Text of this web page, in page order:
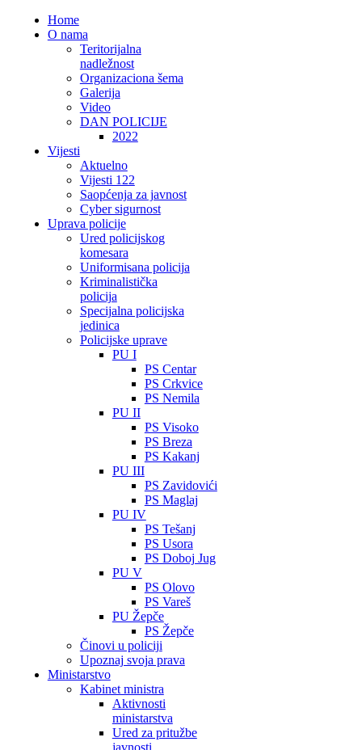
Home
O nama
Teritorijalna
nadležnost
Organizaciona šema
Galerija
Video
DAN POLICIJE
2022
Vijesti
Aktuelno
Vijesti 122
Saopćenja za javnost
Cyber sigurnost
Uprava policije
Ured policijskog
komesara
Uniformisana policija
Kriminalistička
policija
Specijalna policijska
jedinica
Policijske uprave
PU I
PS Centar
PS Crkvice
PS Nemila
PU II
PS Visoko
PS Breza
PS Kakanj
PU III
PS Zavidovići
PS Maglaj
PU IV
PS Tešanj
PS Usora
PS Doboj Jug
PU V
PS Olovo
PS Vareš
PU Žepče
PS Žepče
Činovi u policiji
Upoznaj svoja prava
Ministarstvo
Kabinet ministra
Aktivnosti
ministarstva
Ured za pritužbe
javnosti